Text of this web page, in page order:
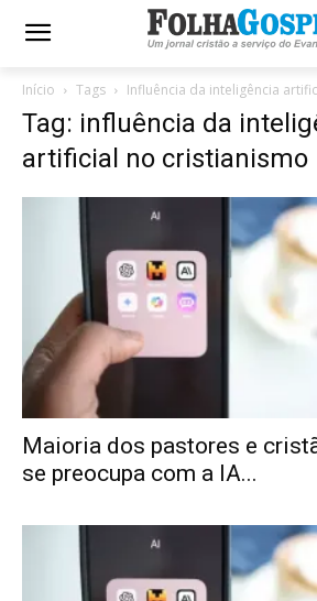
Início Tags Influência da inteligência
Tag: influência da
artificial no cristianismo
Maioria dos pastores e
se preocupa com a IA...